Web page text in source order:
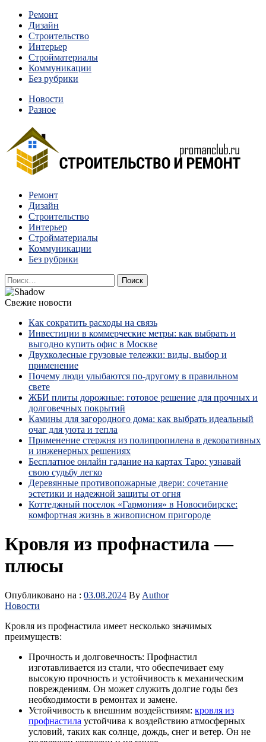
Перейти
содержимому
Ремонт
Дизайн
Строительство
Интерьер
Стройматериалы
Коммуникации
Без рубрики
Новости
Разное
Строительство и ремонт
Квартиры и дома, в которых живут разные люди, очень
отличаются между собой.
Ремонт
Дизайн
Строительство
Интерьер
Стройматериалы
Коммуникации
Без рубрики
Найти:
Свежие новости
Как сократить расходы на связь
Инвестиции в коммерческие метры: как выбрать и
выгодно купить офис в Москве
Двухколесные грузовые тележки: виды, выбор и
применение
Почему люди улыбаются по‑другому в правильном
свете
ЖБИ плиты дорожные: готовое решение для прочных и
долговечных покрытий
Камины для загородного дома: как выбрать идеальный
очаг для уюта и тепла
Применение стержня из полипропилена в декоративных
и инженерных решениях
Бесплатное онлайн гадание на картах Таро: узнавай
свою судьбу легко
Деревянные противопожарные двери: сочетание
эстетики и надежной защиты от огня
Коттеджный поселок «Гармония» в Новосибирске:
комфортная жизнь в живописном пригороде
Кровля из профнастила —
плюсы
Опубликовано на : 03.08.2024 By Author
Новости
Кровля из профнастила имеет несколько значимых
преимуществ:
Прочность и долговечность: Профнастил
изготавливается из стали, что обеспечивает ему
высокую прочность и устойчивость к механическим
повреждениям. Он может служить долгие годы без
необходимости в ремонтах и замене.
Устойчивость к внешним воздействиям: кровля из
профнастила устойчива к воздействию атмосферных
условий, таких как солнце, дождь, снег и ветер. Он не